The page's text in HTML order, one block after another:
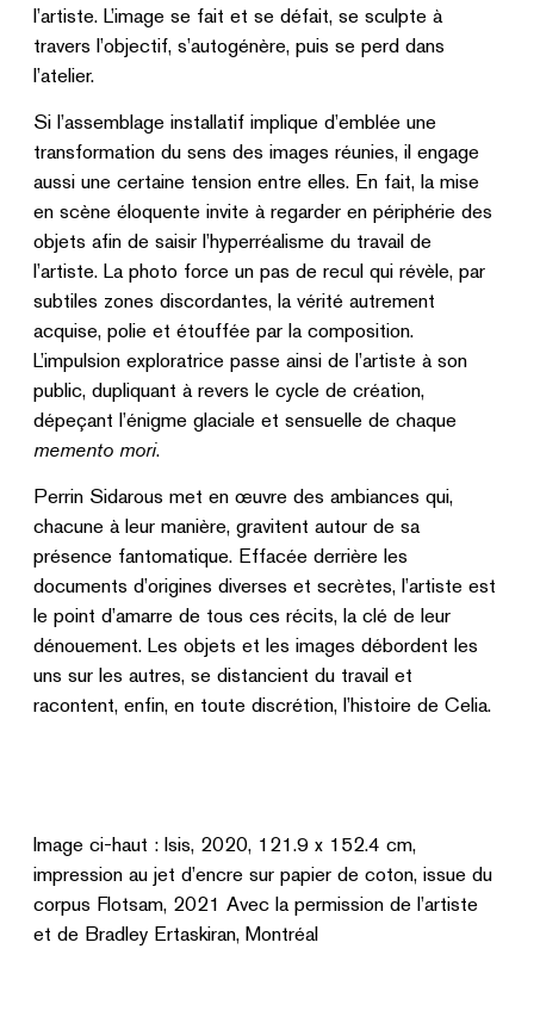
l’artiste. L’image se fait et se défait, se sculpte à
travers l’objectif, s’autogénère, puis se perd dans
l’atelier.
Si l’assemblage installatif implique d’emblée une
transformation du sens des images réunies, il engage
aussi une certaine tension entre elles. En fait, la mise
en scène éloquente invite à regarder en périphérie des
objets afin de saisir l’hyperréalisme du travail de
l’artiste. La photo force un pas de recul qui révèle, par
subtiles zones discordantes, la vérité autrement
acquise, polie et étouffée par la composition.
L’impulsion exploratrice passe ainsi de l’artiste à son
public, dupliquant à revers le cycle de création,
dépeçant l’énigme glaciale et sensuelle de chaque
memento mori.
Perrin Sidarous met en œuvre des ambiances qui,
chacune à leur manière, gravitent autour de sa
présence fantomatique. Effacée derrière les
documents d’origines diverses et secrètes, l’artiste est
le point d’amarre de tous ces récits, la clé de leur
dénouement. Les objets et les images débordent les
uns sur les autres, se distancient du travail et
racontent, enfin, en toute discrétion, l’histoire de Celia.
Image ci-haut : Isis, 2020, 121.9 x 152.4 cm,
impression au jet d’encre sur papier de coton, issue du
corpus Flotsam, 2021 Avec la permission de l’artiste
et de Bradley Ertaskiran, Montréal